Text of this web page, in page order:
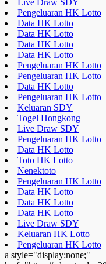
Pengeluaran HK Lotto
Data HK Lotto
Data HK Lotto
Data HK Lotto
Data HK Lotto
Pengeluaran HK Lotto
Pengeluaran HK Lotto
Data HK Lotto
Pengeluaran HK Lotto
Keluaran SDY
Togel Hongkong
Live Draw SDY
Pengeluaran HK Lotto
Data HK Lotto
Toto HK Lotto
Nenektoto
Pengeluaran HK Lotto
Data HK Lotto
Data HK Lotto
Data HK Lotto
Live Draw SDY
Keluaran HK Lotto
Pengeluaran HK Lotto
a style="display:none;"